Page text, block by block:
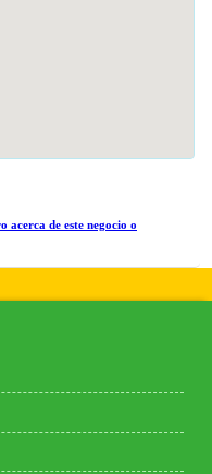
acerca de este negocio o